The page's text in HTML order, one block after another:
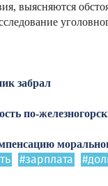
выясняются
забрал
по-
#зарплата